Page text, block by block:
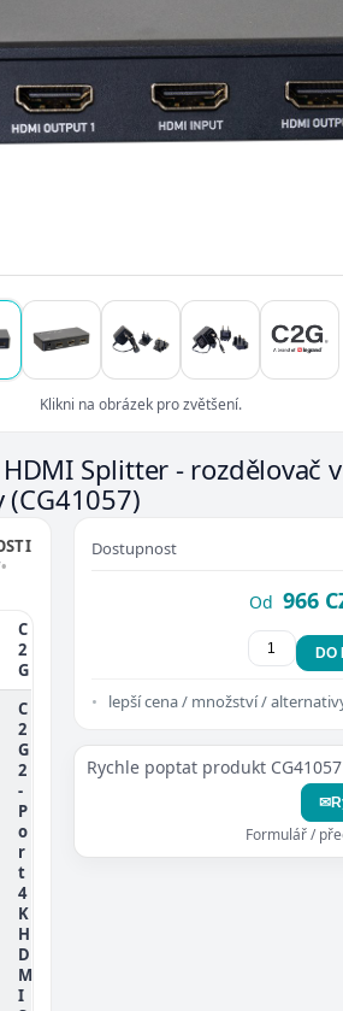
Klikni na obrázek pro zvětšení.
Splitter - rozdělovač
(CG41057)
•
C
2
G
C
2
G
2
-
P
o
r
t
4
K
H
D
M
I
Dostupnost
Od 966
DO
lepší cena / množství /
Rychle poptat produkt CG41057
✉
Formulář /